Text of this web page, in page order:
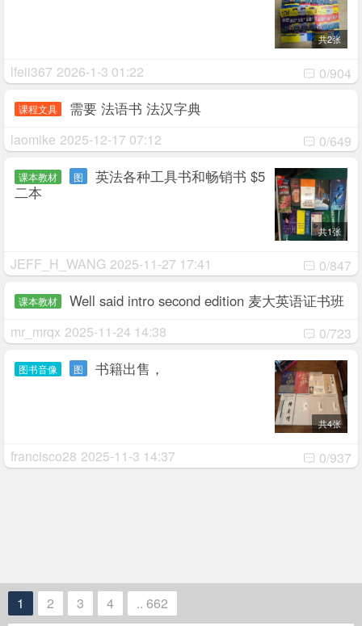
共2张
lfeii367 2026-1-3 01:22 0/904
课程文具 需要 法语书 法汉字典
laomike 2025-12-17 07:12 0/649
课本教材 图英法各种工具书和畅销书 $5
二本
共1张
JEFF_H_WANG 2025-11-27 17:41 0/847
课本教材
Well said intro second edition 麦大英语证书班
mr_mrqx 2025-11-24 14:38 0/723
图书音像 图书籍出售，
共4张
francisco28 2025-11-3 14:37 0/937
1 2 3 4 .. 662